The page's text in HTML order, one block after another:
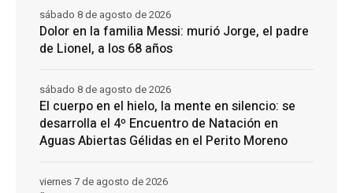
Dolor en la familia Messi: murió Jorge, el padre
de Lionel, a los 68 años
sábado 8 de agosto de 2026
El cuerpo en el hielo, la mente en silencio: se
desarrolla el 4º Encuentro de Natación en
Aguas Abiertas Gélidas en el Perito Moreno
sábado 8 de agosto de 2026
viernes 7 de agosto de 2026